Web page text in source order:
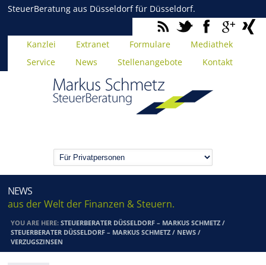
SteuerBeratung aus Düsseldorf für Düsseldorf.
Kanzlei Extranet Formulare
Mediathek
Service
News Stellenangebote Kontakt
NEWS
aus der Welt der Finanzen & Steuern.
YOU ARE HERE:STEUERBERATER DÜSSELDORF – MARKUS SCHMETZ /
STEUERBERATER DÜSSELDORF – MARKUS SCHMETZ / NEWS /
VERZUGSZINSEN